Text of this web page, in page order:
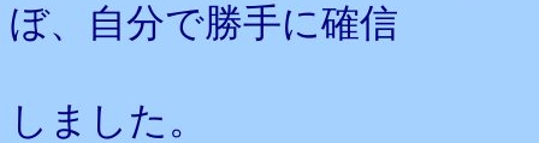
ぼ、自分で勝手に確信
しました。